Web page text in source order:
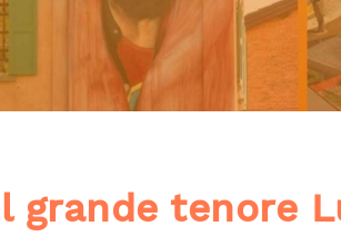
grande tenore